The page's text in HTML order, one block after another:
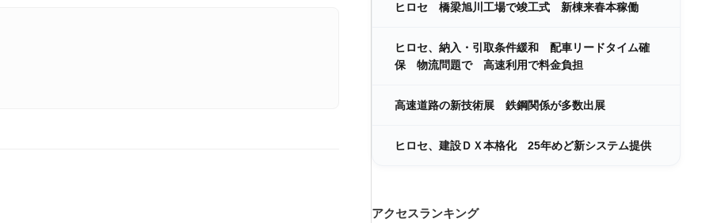
ヒロセ 橋梁旭川工場で竣工式 新棟来春本稼働
ヒロセ、納入・引取条件緩和 配車リードタイム確
保 物流問題で 高速利用で料金負担
高速道路の新技術展 鉄鋼関係が多数出展
ヒロセ、建設ＤＸ本格化 25年めど新システム提供
アクセスランキング